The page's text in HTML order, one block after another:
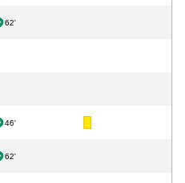
62'
46'
62'